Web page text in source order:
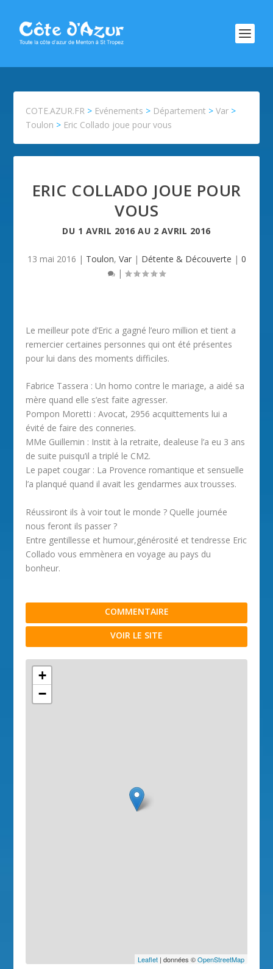
COTE.AZUR.FR > Evénements > Département >Var >
Toulon > Eric Collado joue pour vous
ERIC COLLADO JOUE POUR
VOUS
DU 1 AVRIL 2016 AU 2 AVRIL 2016
13 mai 2016 | Toulon, Var| Détente & Découverte | 0
|
Le meilleur pote d’Eric a gagné l’euro million et tient a
remercier certaines personnes qui ont été présentes
pour lui dans des moments difficiles.
Fabrice Tassera : Un homo contre le mariage, a aidé sa
mère quand elle s’est faite agresser.
Pompon Moretti : Avocat, 2956 acquittements lui a
évité de faire des conneries.
MMe Guillemin : Instit à la retraite, dealeuse l’a eu 3 ans
de suite puisqu’il a triplé le CM2.
Le papet cougar : La Provence romantique et sensuelle
l’a planqué quand il avait les gendarmes aux trousses.
Réussiront ils à voir tout le monde ? Quelle journée
nous feront ils passer ?
Entre gentillesse et humour,générosité et tendresse Eric
Collado vous emmènera en voyage au pays du
bonheur.
COMMENTAIRE
VOIR LE SITE
+
−
Leaflet| données ©OpenStreetMap